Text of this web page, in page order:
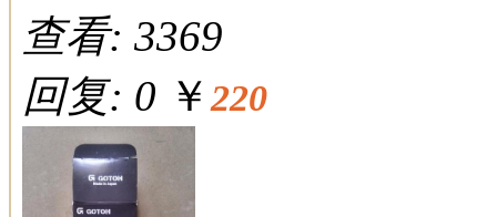
查看: 3369
回复: 0 ￥220